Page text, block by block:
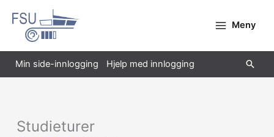
rett
innholdet
Meny
Min side-innlogging Hjelp med innlogging Søk
Studieturer
Arrangementer